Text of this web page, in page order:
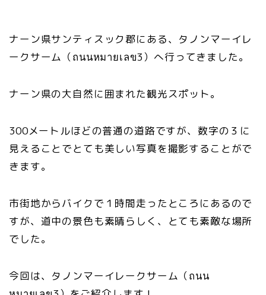
ナーン県サンティスック郡にある、タノンマーイレ
ークサーム（ถนนหมายเลข3）へ行ってきました。
ナーン県の大自然に囲まれた観光スポット。
300メートルほどの普通の道路ですが、数字の３に
見えることでとても美しい写真を撮影することがで
きます。
市街地からバイクで１時間走ったところにあるので
すが、道中の景色も素晴らしく、とても素敵な場所
でした。
今回は、タノンマーイレークサーム（ถนน